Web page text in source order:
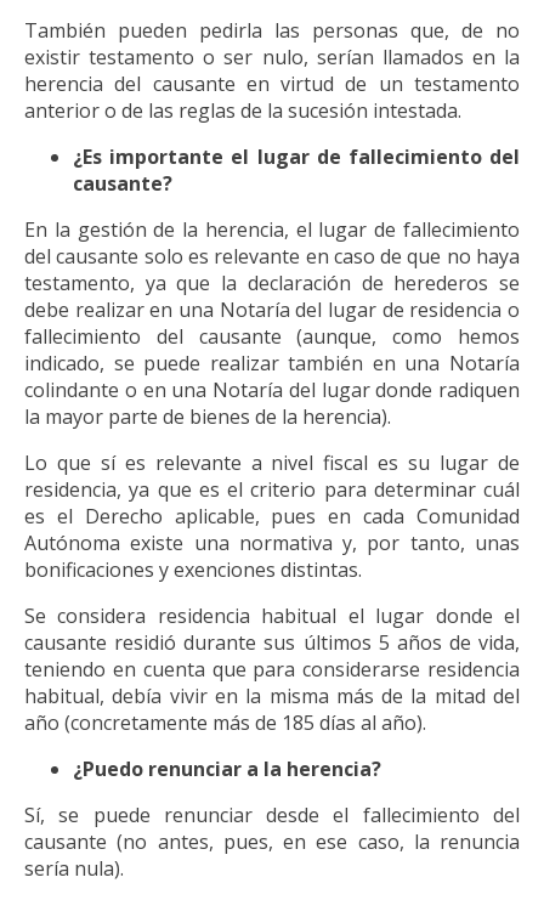
También pueden pedirla las personas que, de no
existir testamento o ser nulo, serían llamados en la
herencia del causante en virtud de un testamento
anterior o de las reglas de la sucesión intestada.
¿Es importante el lugar de fallecimiento del
causante?
En la gestión de la herencia, el lugar de fallecimiento
del causante solo es relevante en caso de que no haya
testamento, ya que la declaración de herederos se
debe realizar en una Notaría del lugar de residencia o
fallecimiento del causante (aunque, como hemos
indicado, se puede realizar también en una Notaría
colindante o en una Notaría del lugar donde radiquen
la mayor parte de bienes de la herencia).
Lo que sí es relevante a nivel fiscal es su lugar de
residencia, ya que es el criterio para determinar cuál
es el Derecho aplicable, pues en cada Comunidad
Autónoma existe una normativa y, por tanto, unas
bonificaciones y exenciones distintas.
Se considera residencia habitual el lugar donde el
causante residió durante sus últimos 5 años de vida,
teniendo en cuenta que para considerarse residencia
habitual, debía vivir en la misma más de la mitad del
año (concretamente más de 185 días al año).
¿Puedo renunciar a la herencia?
Sí, se puede renunciar desde el fallecimiento del
causante (no antes, pues, en ese caso, la renuncia
sería nula).